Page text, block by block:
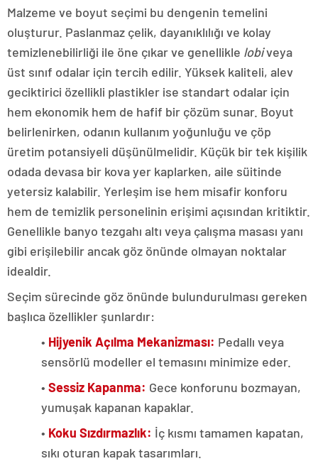
Malzeme ve boyut seçimi bu dengenin temelini
oluşturur. Paslanmaz çelik, dayanıklılığı ve kolay
temizlenebilirliği ile öne çıkar ve genellikle lobiveya
üst sınıf odalar için tercih edilir. Yüksek kaliteli, alev
geciktirici özellikli plastikler ise standart odalar için
hem ekonomik hem de hafif bir çözüm sunar. Boyut
belirlenirken, odanın kullanım yoğunluğu ve çöp
üretim potansiyeli düşünülmelidir. Küçük bir tek kişilik
odada devasa bir kova yer kaplarken, aile süitinde
yetersiz kalabilir. Yerleşim ise hem misafir konforu
hem de temizlik personelinin erişimi açısından kritiktir.
Genellikle banyo tezgahı altı veya çalışma masası yanı
gibi erişilebilir ancak göz önünde olmayan noktalar
idealdir.
Seçim sürecinde göz önünde bulundurulması gereken
başlıca özellikler şunlardır:
• Hijyenik Açılma Mekanizması: Pedallı veya
sensörlü modeller el temasını minimize eder.
• Sessiz Kapanma: Gece konforunu bozmayan,
yumuşak kapanan kapaklar.
• Koku Sızdırmazlık: İç kısmı tamamen kapatan,
sıkı oturan kapak tasarımları.